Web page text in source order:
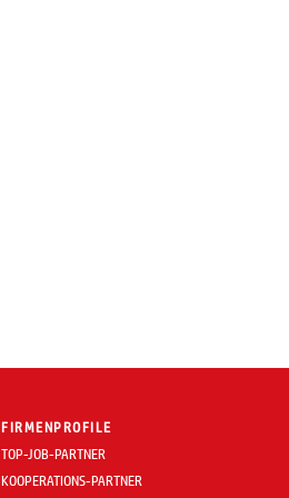
FIRMENPROFILE
TOP-JOB-PARTNER
KOOPERATIONS-PARTNER